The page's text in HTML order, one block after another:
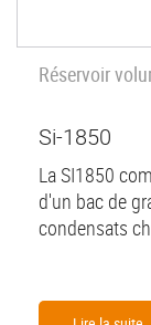
Réservoir
Si-1850
La SI1850
d'un bac de
condensats